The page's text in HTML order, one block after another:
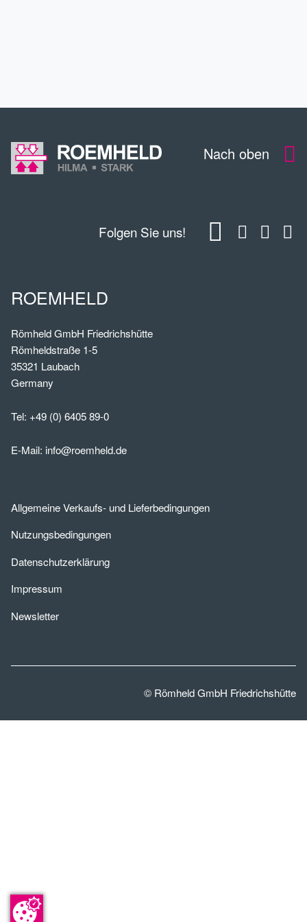
Nach oben
Folgen Sie uns!
ROEMHELD
Römheld GmbH Friedrichshütte
Römheldstraße 1-5
35321 Laubach
Germany
Tel: +49 (0) 6405 89-0
E-Mail: info@roemheld.de
Allgemeine Verkaufs- und Lieferbedingungen
Nutzungsbedingungen
Datenschutzerklärung
Impressum
Newsletter
© Römheld GmbH Friedrichshütte